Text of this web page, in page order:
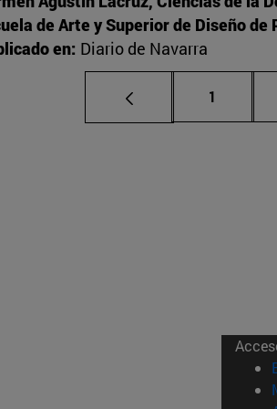
de Arte y Superior de Diseño de
en: Diario de Navarra
Página
1